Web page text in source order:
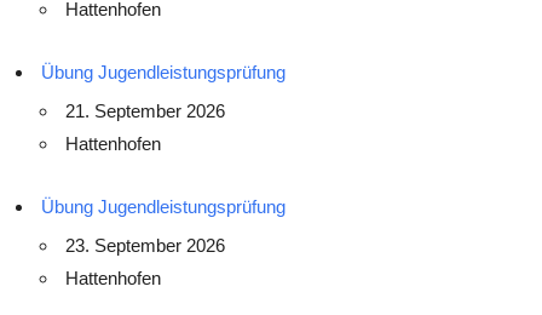
Hattenhofen
Übung Jugendleistungsprüfung
21. September 2026
Hattenhofen
Übung Jugendleistungsprüfung
23. September 2026
Hattenhofen